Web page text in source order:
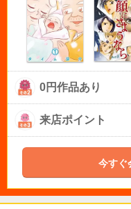
0円作品あり
来店ポイント
今すぐ